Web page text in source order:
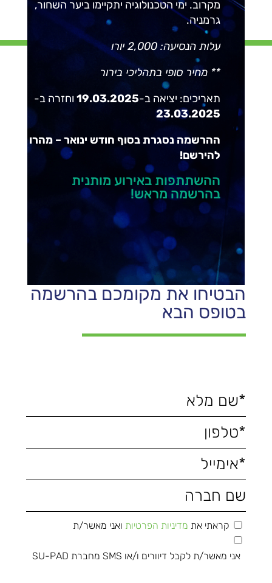
מקרוב. ימי הטכנולוגיה יתקיימו ביער השחור,
גרמניה.
עלות הנסיעה: 2,000
יורו
** מחיר סופי בתהליכי בירור
תאריכים: יציאה ב-19.03.2025 וחזרה ב-
23.03.2025
ההרשמה נסגרת בסוף חודש ינואר – מהרו
להירשם!
בהרשמה מראש!
הבטיחו את מקומכם בהרשמה
בטופס הבא
קראתי את מדיניות הפרטיות ואני מאשר/ת
אני מאשר/ת לקבל דיוורים ו/או SMS מחברת SU-PAD